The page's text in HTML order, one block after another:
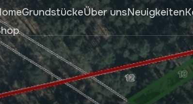
GrundstückeÜber unsNeuigkeiten